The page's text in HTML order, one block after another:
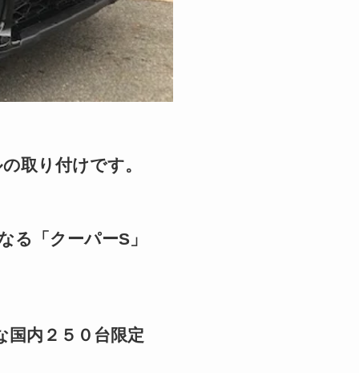
取り付けです。
る「クーパーS」
内２５０台限定